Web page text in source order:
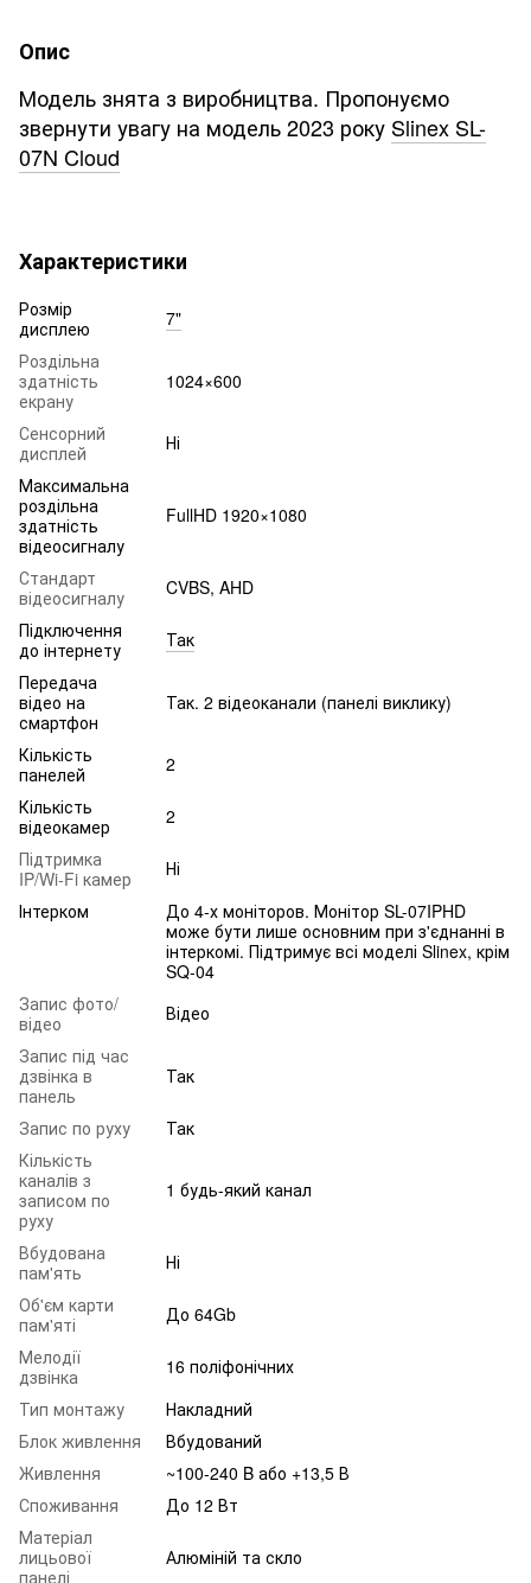
Опис
Модель знята з виробництва. Пропонуємо
звернути увагу на модель 2023 року Slinex SL-
07N Cloud
Характеристики
Розмір
дисплею
7"
Роздільна
здатність
екрану
1024×600
Сенсорний
дисплей
Ні
Максимальна
роздільна
здатність
відеосигналу
FullHD 1920×1080
Стандарт
відеосигналу
CVBS, AHD
Підключення
до інтернету
Так
Передача
відео на
смартфон
Так. 2 відеоканали (панелі виклику)
Кількість
панелей
2
Кількість
відеокамер
2
Підтримка
IP/Wi-Fi камер
Ні
Інтерком
До 4-х моніторов. Монітор SL-07IPHD
може бути лише основним при з'єднанні в
інтеркомі. Підтримує всі моделі Slinex, крім
SQ-04
Запис фото/
відео
Відео
Запис під час
дзвінка в
панель
Так
Запис по руху
Так
Кількість
каналів з
записом по
руху
1 будь-який канал
Вбудована
пам'ять
Ні
Об'єм карти
пам'яті
До 64Gb
Мелодії
дзвінка
16 поліфонічних
Тип монтажу
Накладний
Блок живлення
Вбудований
Живлення
~100-240 B або +13,5 В
Споживання
До 12 Вт
Матеріал
лицьової
панелі
Алюміній та скло